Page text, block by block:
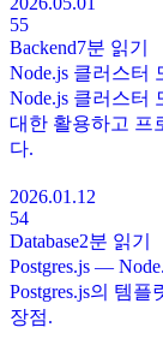
55
Backend7분 읽기
Node.js 클러스터
Node.js 클러스터
대한 활용하고 프
다.
2026.01.12
54
Database2분 읽기
Postgres.js —
Postgres.js의 템
장점.